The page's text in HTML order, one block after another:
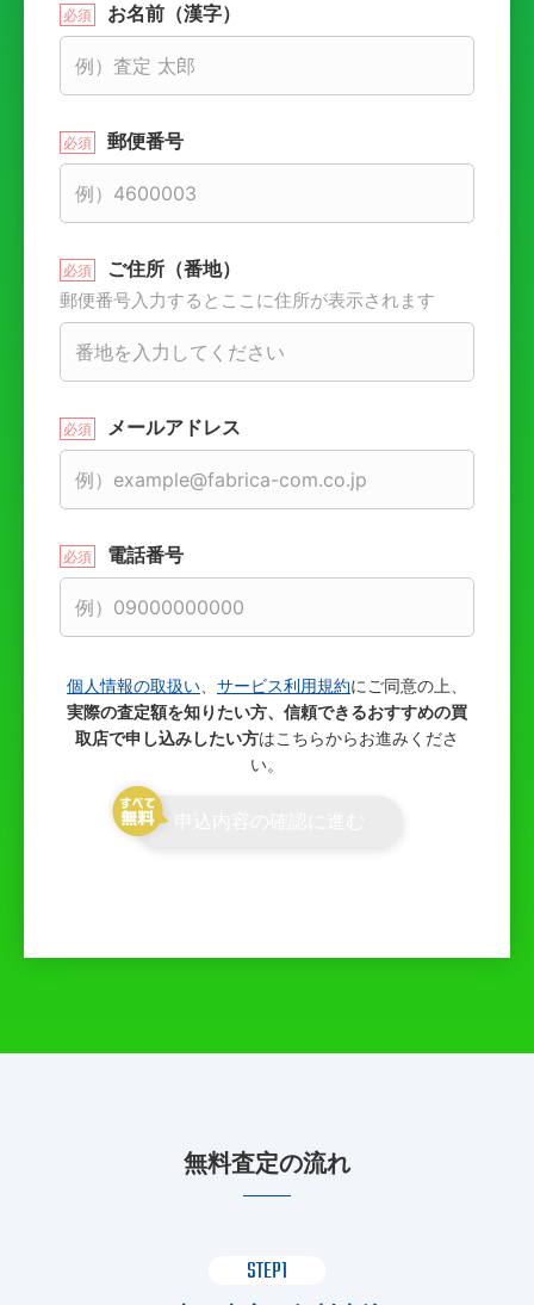
お名前（漢字）
郵便番号
ご住所（番地）
郵便番号入力するとここに住所が表示されます
メールアドレス
電話番号
個人情報の取扱い サービス利用規約にご同意の上、
実際の査定額を知りたい方、信頼できるおすすめの買
取店で申し込みしたい方はこちらからお進みくださ
い。
無料査定の流れ
STEP1